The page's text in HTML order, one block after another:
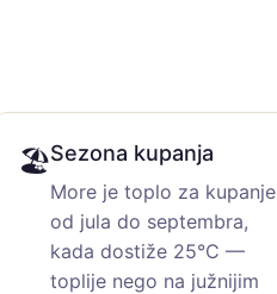
🏖️Sezona kupanja
More je toplo za kupanje
od jula do septembra,
kada dostiže 25°C —
toplije nego na južnijim